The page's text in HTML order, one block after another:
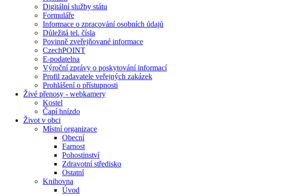
Digitální služby státu
Formuláře
Informace o zpracování osobních údajů
Důležitá tel. čísla
Povinně zveřejňované informace
CzechPOINT
E-podatelna
Výroční zprávy o poskytování informací
Profil zadavatele veřejných zakázek
Prohlášení o přístupnosti
Živé přenosy - webkamery
Kostel
Čapí hnízdo
Život v obci
Místní organizace
Obecní
Farnost
Pohostinství
Zdravotní středisko
Ostatní
Knihovna
Úvod